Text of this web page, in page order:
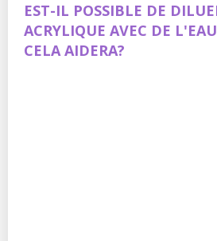
EST-IL POSSIBLE DE
ACRYLIQUE AVEC DE
CELA AIDERA?